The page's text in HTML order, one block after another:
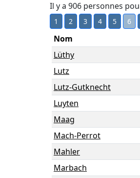
Il y a 906 personnes
1 2 3 4 5 6
Nom
Lüthy
Lutz
Lutz-Gutknecht
Luyten
Maag
Mach-Perrot
Mahler
Marbach